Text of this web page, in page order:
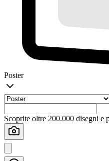
Poster
Scoprite oltre 200.000 disegni e